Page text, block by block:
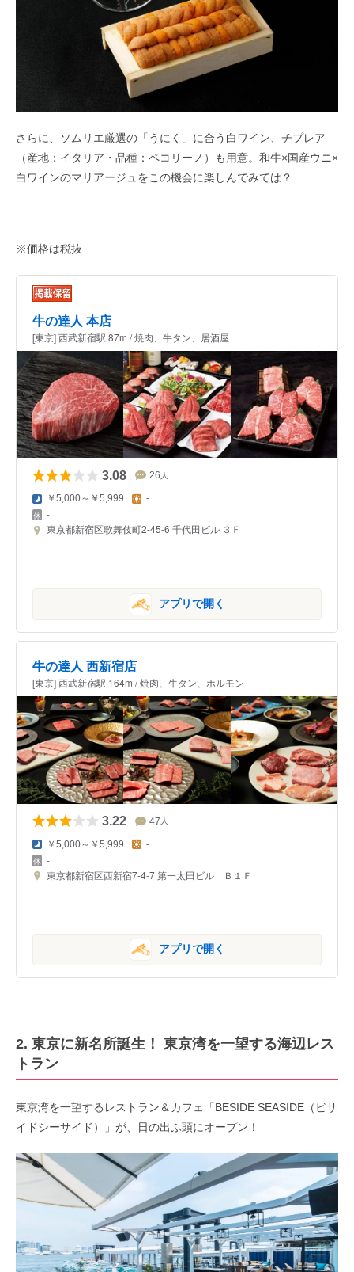
さらに、ソムリエ厳選の「うにく」に合う白ワイン、チプレア
（産地：イタリア・品種：ペコリーノ）も用意。和牛×国産ウニ×
白ワインのマリアージュをこの機会に楽しんでみては？
※価格は税抜
牛の達人 本店
[東京] 西武新宿駅 87m / 焼肉、牛タン、居酒屋
3.08 26 人
￥5,000～￥5,999 -
-
東京都新宿区歌舞伎町2-45-6 千代田ビル ３Ｆ
アプリで開く
牛の達人 西新宿店
[東京] 西武新宿駅 164m / 焼肉、牛タン、ホルモン
3.22 47 人
￥5,000～￥5,999 -
-
東京都新宿区西新宿7-4-7 第一太田ビル Ｂ１Ｆ
アプリで開く
2. 東京に新名所誕生！ 東京湾を一望する海辺レス
トラン
東京湾を一望するレストラン＆カフェ「BESIDE SEASIDE（ビサ
イドシーサイド）」が、日の出ふ頭にオープン！